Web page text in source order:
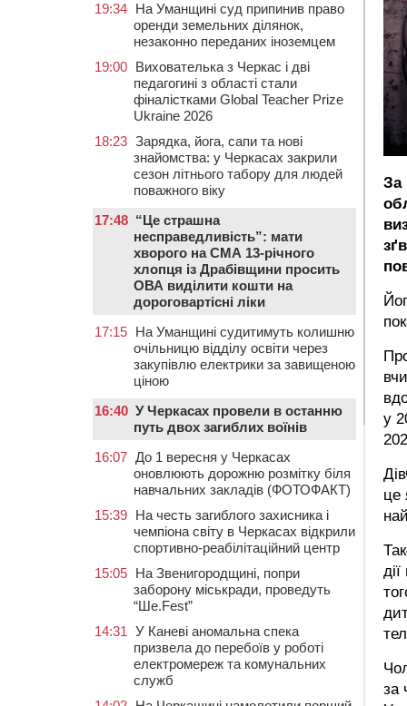
За
у
це
за
19:34 На Уманщині суд припинив право
оренди земельних ділянок,
незаконно переданих іноземцем
19:00 Вихователька з Черкас і дві
педагогині з області стали
фіналістками Global Teacher Prize
Ukraine 2026
18:23 Зарядка, йога, сапи та нові
знайомства: у Черкасах закрили
сезон літнього табору для людей
поважного віку
17:48 “Це страшна
несправедливість”: мати
хворого на СМА 13-річного
хлопця із Драбівщини просить
ОВА виділити кошти на
дороговартісні ліки
17:15 На Уманщині судитимуть колишню
очільницю відділу освіти через
закупівлю електрики за завищеною
ціною
16:40 У Черкасах провели в останню
путь двох загиблих воїнів
16:07 До 1 вересня у Черкасах
оновлюють дорожню розмітку біля
навчальних закладів (ФОТОФАКТ)
15:39 На честь загиблого захисника і
чемпіона світу в Черкасах відкрили
спортивно-реабілітаційний центр
15:05 На Звенигородщині, попри
заборону міськради, проведуть
“Ше.Fest”
14:31 У Каневі аномальна спека
призвела до перебоїв у роботі
електромереж та комунальних
служб